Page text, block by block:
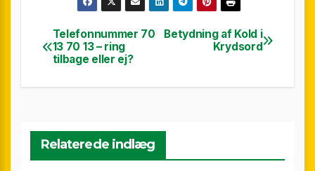
Indlægsnavigation
Betydning af Kold i
Krydsord
Telefonnummer 70
13 70 13 – ring
tilbage eller ej?
Relaterede indlæg